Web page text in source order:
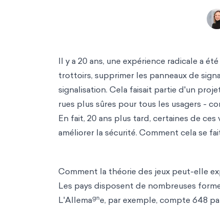
Il y a 20 ans, une expérience radicale a
trottoirs, supprimer les panneaux de
signalisation. Cela faisait partie d'un
rues plus sûres pour tous les usagers -
En fait, 20 ans plus tard, certaines de
améliorer la sécurité. Comment cela se
Comment la théorie des jeux peut-elle
Les pays disposent de nombreuses
L'Allemagne, par exemple, compte 648